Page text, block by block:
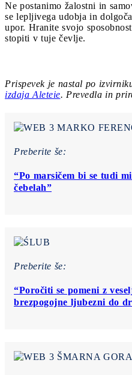
Ne postanimo žalostni in
se lepljivega udobja in
upor. Hranite svojo
stopiti v tuje čevlje.
Prispevek je nastal po
izdaja Aleteie. Prevedla in
Preberite še:
“Po marsičem bi se tudi
čebelah”
Preberite še:
“Poročiti se pomeni z
brezpogojne ljubezni do